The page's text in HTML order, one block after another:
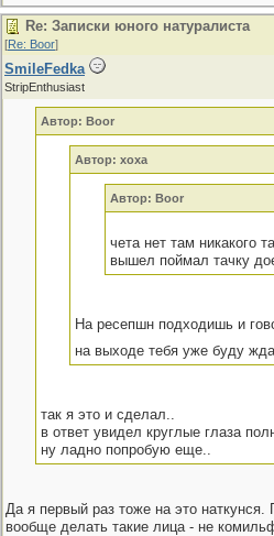
Re: Записки юного натуралиста
[Re: Boor]
SmileFedka
StripEnthusiast
Автор: Boor
Автор: xoxa
Автор: Boor
чета нет там никакого
вышел поймал тачку
На ресепшн подходишь и
на выходе тебя уже буду
так я это и сделал..
в ответ увидел круглые глаза
ну ладно попробую еще..
Да я первый раз тоже на это
вообще делать такие лица - не